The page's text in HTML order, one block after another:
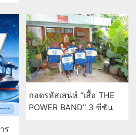
ร
ถอดรหัสเสน่ห์ “เสื้อ THE
POWER BAND” 3 ซีซัน